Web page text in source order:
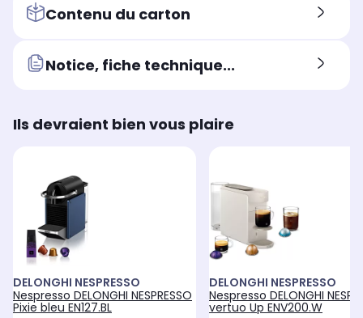
Contenu du carton
Notice, fiche technique...
Ils devraient bien vous plaire
DELONGHI NESPRESSO
Nespresso DELONGHI NESPRESSO
Pixie bleu EN127.BL
DELONGHI NESPRESSO
Nespresso DELONGHI
vertuo Up ENV200.W